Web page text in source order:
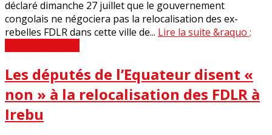
déclaré dimanche 27 juillet que le gouvernement
congolais ne négociera pas la relocalisation des ex-
rebelles FDLR dans cette ville de... Lire la suite &raquo ;
Les députés de l’Equateur disent «
non » à la relocalisation des FDLR à
Irebu